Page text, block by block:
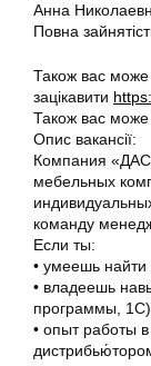
Анна
Повна
Також вас може
зацікавити
Також вас може
Опис вакансії:
Компания
мебельных
команду
Если ты:
• умеешь найти
• владеешь
программы,
• опыт работы